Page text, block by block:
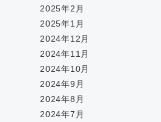
2025年2月
2025年1月
2024年12月
2024年11月
2024年10月
2024年9月
2024年8月
2024年7月